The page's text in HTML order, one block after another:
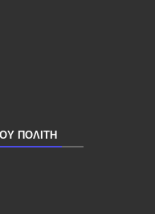
ΠΟΛΙΤΗ